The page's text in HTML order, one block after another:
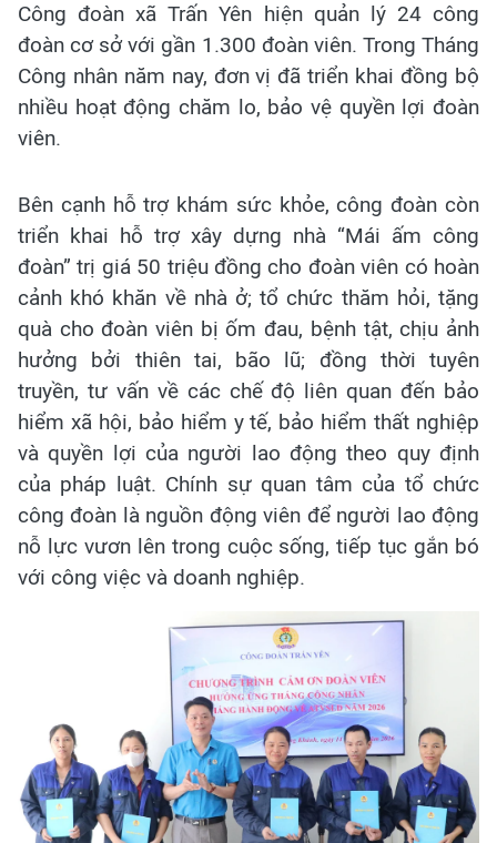
Công đoàn xã Trấn Yên hiện quản lý 24 công
đoàn cơ sở với gần 1.300 đoàn viên. Trong Tháng
Công nhân năm nay, đơn vị đã triển khai đồng bộ
nhiều hoạt động chăm lo, bảo vệ quyền lợi đoàn
viên.
Bên cạnh hỗ trợ khám sức khỏe, công đoàn còn
triển khai hỗ trợ xây dựng nhà “Mái ấm công
đoàn” trị giá 50 triệu đồng cho đoàn viên có hoàn
cảnh khó khăn về nhà ở; tổ chức thăm hỏi, tặng
quà cho đoàn viên bị ốm đau, bệnh tật, chịu ảnh
hưởng bởi thiên tai, bão lũ; đồng thời tuyên
truyền, tư vấn về các chế độ liên quan đến bảo
hiểm xã hội, bảo hiểm y tế, bảo hiểm thất nghiệp
và quyền lợi của người lao động theo quy định
của pháp luật. Chính sự quan tâm của tổ chức
công đoàn là nguồn động viên để người lao động
nỗ lực vươn lên trong cuộc sống, tiếp tục gắn bó
với công việc và doanh nghiệp.